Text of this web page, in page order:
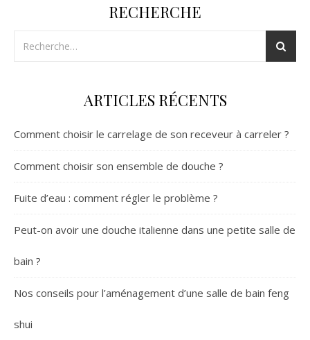
RECHERCHE
ARTICLES RÉCENTS
Comment choisir le carrelage de son receveur à carreler ?
Comment choisir son ensemble de douche ?
Fuite d’eau : comment régler le problème ?
Peut-on avoir une douche italienne dans une petite salle de
bain ?
Nos conseils pour l’aménagement d’une salle de bain feng
shui